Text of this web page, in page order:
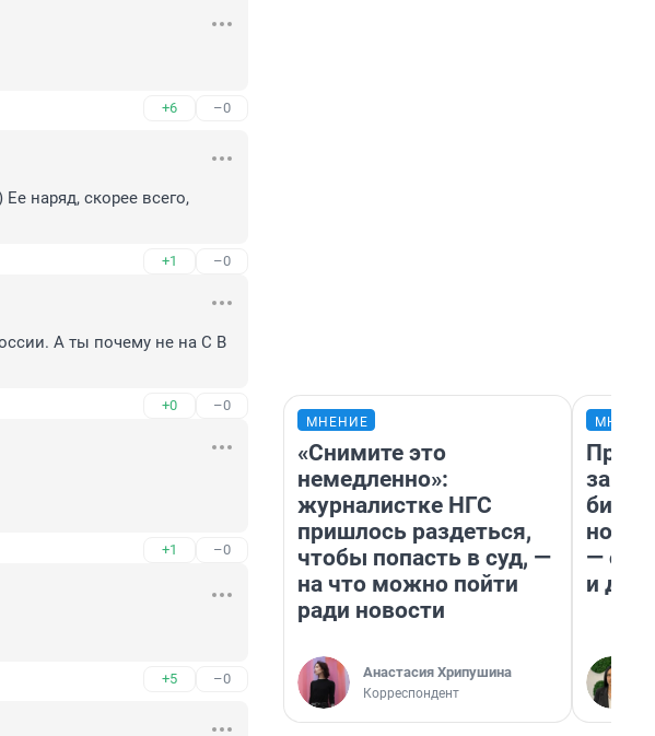
+6 –0
наряд, скорее всего,
+1 –0
А ты почему не на С В
+0 –0
+1 –0
+5 –0
МНЕНИЕ
«Снимите это
немедленно»:
журналистке НГС
пришлось раздеться,
чтобы попасть в суд, —
на что можно пойти
ради новости
Анастасия Хрипушина
Корреспондент
— он
и